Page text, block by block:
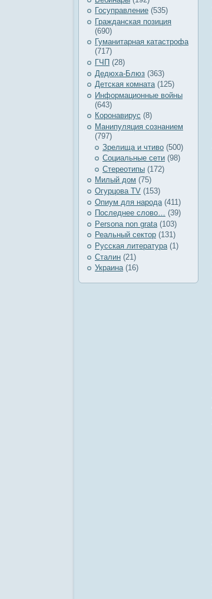
Госуправление (535)
Гражданская позиция
(690)
Гуманитарная катастрофа
(717)
ГЧП (28)
Дедюха-Блюз (363)
Детская комната(125)
Информационные войны
(643)
Коронавирус (8)
Манипуляция сознанием
(797)
Зрелища и чтиво (500)
Социальные сети (98)
Стереотипы (172)
Милый дом (75)
Огурцова TV (153)
Опиум для народа (411)
Последнее слово… (39)
Рersona non grata (103)
Реальный сектор (131)
Русская литература (1)
Сталин (21)
Украина(16)